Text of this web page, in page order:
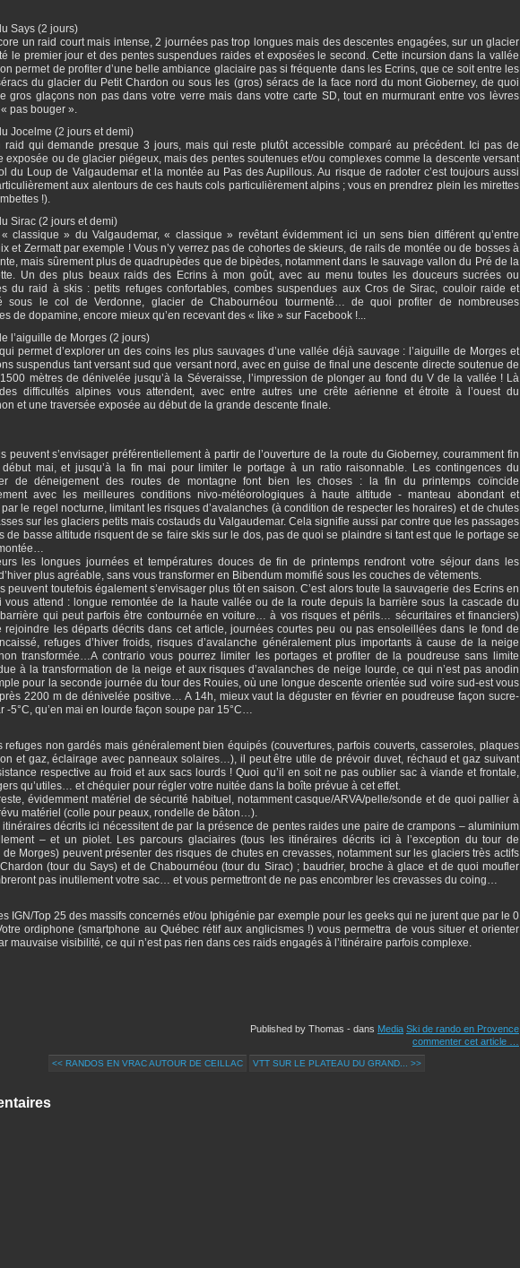
Says (2 jours)
un raid court mais intense, 2 journées pas trop longues mais des descentes engagées, sur un glacier
le premier jour et des pentes suspendues raides et exposées le second. Cette incursion dans la vallée
permet de profiter d’une belle ambiance glaciaire pas si fréquente dans les Ecrins, que ce soit entre les
du glacier du Petit Chardon ou sous les (gros) séracs de la face nord du mont Gioberney, de quoi
gros glaçons non pas dans votre verre mais dans votre carte SD, tout en murmurant entre vos lèvres
pas bouger ».
Jocelme (2 jours et demi)
raid qui demande presque 3 jours, mais qui reste plutôt accessible comparé au précédent. Ici pas de
exposée ou de glacier piégeux, mais des pentes soutenues et/ou complexes comme la descente versant
du Loup de Valgaudemar et la montée au Pas des Aupillous. Au risque de radoter c’est toujours aussi
aux alentours de ces hauts cols particulièrement alpins ; vous en prendrez plein les mirettes
!).
Sirac (2 jours et demi)
classique » du Valgaudemar, « classique » revêtant évidemment ici un sens bien différent qu’entre
et Zermatt par exemple ! Vous n’y verrez pas de cohortes de skieurs, de rails de montée ou de bosses à
mais sûrement plus de quadrupèdes que de bipèdes, notamment dans le sauvage vallon du Pré de la
Un des plus beaux raids des Ecrins à mon goût, avec au menu toutes les douceurs sucrées ou
du raid à skis : petits refuges confortables, combes suspendues aux Cros de Sirac, couloir raide et
sous le col de Verdonne, glacier de Chabournéou tourmenté… de quoi profiter de nombreuses
de dopamine, encore mieux qu’en recevant des « like » sur Facebook !...
l’aiguille de Morges (2 jours)
permet d’explorer un des coins les plus sauvages d’une vallée déjà sauvage : l’aiguille de Morges et
suspendus tant versant sud que versant nord, avec en guise de final une descente directe soutenue de
mètres de dénivelée jusqu’à la Séveraisse, l’impression de plonger au fond du V de la vallée ! Là
difficultés alpines vous attendent, avec entre autres une crête aérienne et étroite à l’ouest du
et une traversée exposée au début de la grande descente finale.
peuvent s’envisager préférentiellement à partir de l’ouverture de la route du Gioberney, couramment fin
mai, et jusqu’à la fin mai pour limiter le portage à un ratio raisonnable. Les contingences du
de déneigement des routes de montagne font bien les choses : la fin du printemps coïncide
avec les meilleures conditions nivo-météorologiques à haute altitude - manteau abondant et
le regel nocturne, limitant les risques d’avalanches (à condition de respecter les horaires) et de chutes
sur les glaciers petits mais costauds du Valgaudemar. Cela signifie aussi par contre que les passages
de basse altitude risquent de se faire skis sur le dos, pas de quoi se plaindre si tant est que le portage se
les longues journées et températures douces de fin de printemps rendront votre séjour dans les
plus agréable, sans vous transformer en Bibendum momifié sous les couches de vêtements.
peuvent toutefois également s’envisager plus tôt en saison. C’est alors toute la sauvagerie des Ecrins en
vous attend : longue remontée de la haute vallée ou de la route depuis la barrière sous la cascade du
qui peut parfois être contournée en voiture… à vos risques et périls… sécuritaires et financiers)
rejoindre les départs décrits dans cet article, journées courtes peu ou pas ensoleillées dans le fond de
refuges d’hiver froids, risques d’avalanche généralement plus importants à cause de la neige
transformée…A contrario vous pourrez limiter les portages et profiter de la poudreuse sans limite
à la transformation de la neige et aux risques d’avalanches de neige lourde, ce qui n’est pas anodin
pour la seconde journée du tour des Rouies, où une longue descente orientée sud voire sud-est vous
2200 m de dénivelée positive… A 14h, mieux vaut la déguster en février en poudreuse façon sucre-
-5°C, qu’en mai en lourde façon soupe par 15°C…
refuges non gardés mais généralement bien équipés (couvertures, parfois couverts, casseroles, plaques
et gaz, éclairage avec panneaux solaires…), il peut être utile de prévoir duvet, réchaud et gaz suivant
respective au froid et aux sacs lourds ! Quoi qu’il en soit ne pas oublier sac à viande et frontale,
qu’utiles… et chéquier pour régler votre nuitée dans la boîte prévue à cet effet.
évidemment matériel de sécurité habituel, notamment casque/ARVA/pelle/sonde et de quoi pallier à
matériel (colle pour peaux, rondelle de bâton…).
itinéraires décrits ici nécessitent de par la présence de pentes raides une paire de crampons – aluminium
– et un piolet. Les parcours glaciaires (tous les itinéraires décrits ici à l’exception du tour de
de Morges) peuvent présenter des risques de chutes en crevasses, notamment sur les glaciers très actifs
(tour du Says) et de Chabournéou (tour du Sirac) ; baudrier, broche à glace et de quoi moufler
pas inutilement votre sac… et vous permettront de ne pas encombrer les crevasses du coing…
IGN/Top 25 des massifs concernés et/ou Iphigénie par exemple pour les geeks qui ne jurent que par le 0
ordiphone (smartphone au Québec rétif aux anglicismes !) vous permettra de vous situer et orienter
mauvaise visibilité, ce qui n’est pas rien dans ces raids engagés à l’itinéraire parfois complexe.
Published by Thomas - dans Media Ski de rando en Provence
commenter cet article
<< RANDOS EN VRAC AUTOUR DE CEILLAC VTT SUR LE PLATEAU DU GRAND... >>